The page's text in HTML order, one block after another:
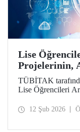
Lise
Projelerinin,
Durağı, İTÜ
TÜBİTAK
Lise Öğrencileri
gerçekleştirildi.
12 Şub 2026